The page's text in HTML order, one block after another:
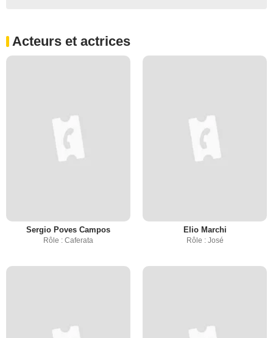
Acteurs et actrices
Sergio Poves Campos
Rôle : Caferata
Elio Marchi
Rôle : José